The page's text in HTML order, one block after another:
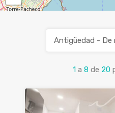
1 a 8 de 20
Antigüedad - De